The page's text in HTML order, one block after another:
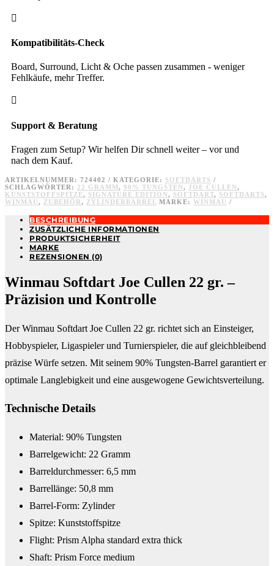

Kompatibilitäts-Check
Board, Surround, Licht & Oche passen zusammen - weniger
Fehlkäufe, mehr Treffer.

Support & Beratung
Fragen zum Setup? Wir helfen Dir schnell weiter – vor und
nach dem Kauf.
ARTIKELNUMMER: 724402 KATEGORIE: SOFTDARTS
SCHLAGWÖRTER: 22 GRAMM, 90% TUNGSTEN, JOE CULLEN,
KUNSTSTOFFSPITZE, SIGNATURE EDITION, SOFTDART, SOFTDARTS,
WINMAU, ZUBEHÖR, ZYLINDERBARREL MARKE: WINMAU
BESCHREIBUNG
ZUSÄTZLICHE INFORMATIONEN
PRODUKTSICHERHEIT
MARKE
REZENSIONEN (0)
Winmau Softdart Joe Cullen 22 gr. –
Präzision und Kontrolle
Der Winmau Softdart Joe Cullen 22 gr. richtet sich an Einsteiger,
Hobbyspieler, Ligaspieler und Turnierspieler, die auf gleichbleibend
präzise Würfe setzen. Mit seinem 90% Tungsten-Barrel garantiert er
optimale Langlebigkeit und eine ausgewogene Gewichtsverteilung.
Technische Details
Material: 90% Tungsten
Barrelgewicht: 22 Gramm
Barreldurchmesser: 6,5 mm
Barrellänge: 50,8 mm
Barrel-Form: Zylinder
Spitze: Kunststoffspitze
Flight: Prism Alpha standard extra thick
Shaft: Prism Force medium